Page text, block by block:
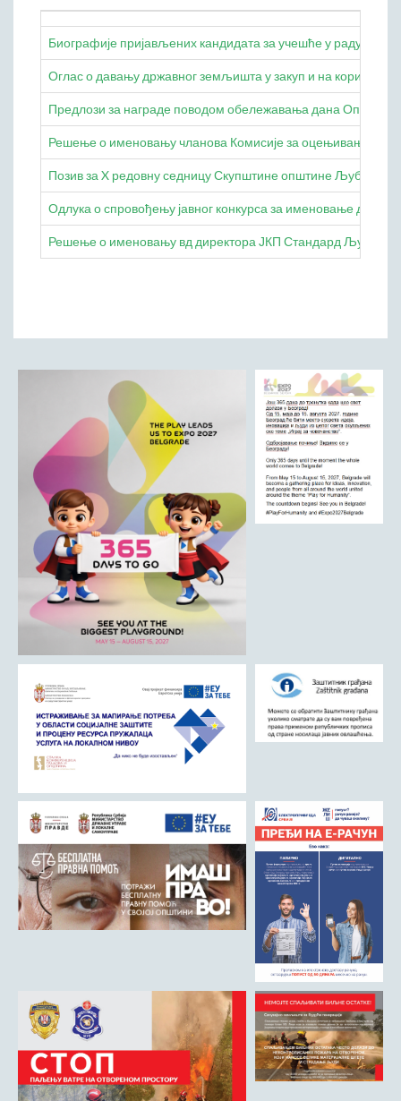
Састави Управних одбора и сталних радних тела
ПРИВРЕДА
Општи и просторни положај подручја општине
Развој и просторни размештај привреде
Шумарство
Индустрија
Грађевинарство
Образовање
Здравствена заштита
Културни живот
Социјална заштита
Спорт
Удружењa
Државна управа и администрација
ГАЛЕРИЈА
Природа у Азбуковици
ВЕСТИ
ТУРИЗАМ
Римски мост
Кањон Трешњице
Мали и Велики град
Мачков камен
Манастир Св. Николај Српски
Црква брвнара у Доњој Оровици
Дрина
Врхпоље - Етно село
Бобија
Биографије пријављених кандидата за учешће у раду
Оглас о давању државног земљишта у закуп и на
Предлози за награде поводом обележавања дана Општине
Решење о именовању чланова Комисије за оцењивање
Позив за X редовну седницу Скупштине општине Љубовија
Одлука о спровођењу јавног конкурса за именовање
Решење о именовању вд директора ЈКП Стандард Љубовија